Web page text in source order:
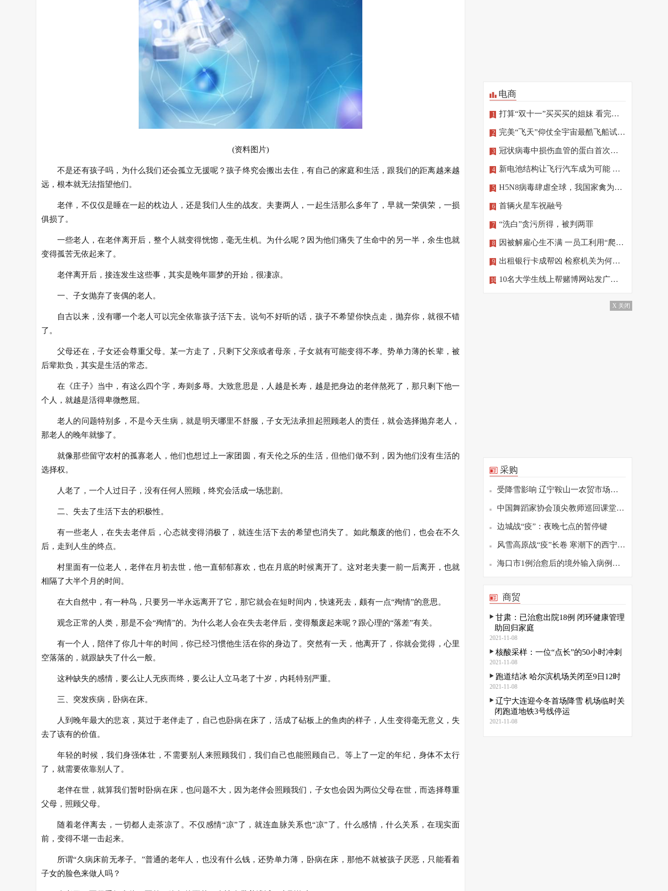
(资料图片)
不是还有孩子吗，为什么我们还会孤立无援呢？孩子终究会搬出去住，有自己的家庭和生活，跟我们的距离越来越
远，根本就无法指望他们。
老伴，不仅仅是睡在一起的枕边人，还是我们人生的战友。夫妻两人，一起生活那么多年了，早就一荣俱荣，一损
俱损了。
一些老人，在老伴离开后，整个人就变得恍惚，毫无生机。为什么呢？因为他们痛失了生命中的另一半，余生也就
变得孤苦无依起来了。
老伴离开后，接连发生这些事，其实是晚年噩梦的开始，很凄凉。
一、子女抛弃了丧偶的老人。
自古以来，没有哪一个老人可以完全依靠孩子活下去。说句不好听的话，孩子不希望你快点走，抛弃你，就很不错
了。
父母还在，子女还会尊重父母。某一方走了，只剩下父亲或者母亲，子女就有可能变得不孝。势单力薄的长辈，被
后辈欺负，其实是生活的常态。
在《庄子》当中，有这么四个字，寿则多辱。大致意思是，人越是长寿，越是把身边的老伴熬死了，那只剩下他一
个人，就越是活得卑微憋屈。
老人的问题特别多，不是今天生病，就是明天哪里不舒服，子女无法承担起照顾老人的责任，就会选择抛弃老人，
那老人的晚年就惨了。
就像那些留守农村的孤寡老人，他们也想过上一家团圆，有天伦之乐的生活，但他们做不到，因为他们没有生活的
选择权。
人老了，一个人过日子，没有任何人照顾，终究会活成一场悲剧。
二、失去了生活下去的积极性。
有一些老人，在失去老伴后，心态就变得消极了，就连生活下去的希望也消失了。如此颓废的他们，也会在不久
后，走到人生的终点。
村里面有一位老人，老伴在月初去世，他一直郁郁寡欢，也在月底的时候离开了。这对老夫妻一前一后离开，也就
相隔了大半个月的时间。
在大自然中，有一种鸟，只要另一半永远离开了它，那它就会在短时间内，快速死去，颇有一点“殉情”的意思。
观念正常的人类，那是不会“殉情”的。为什么老人会在失去老伴后，变得颓废起来呢？跟心理的“落差”有关。
有一个人，陪伴了你几十年的时间，你已经习惯他生活在你的身边了。突然有一天，他离开了，你就会觉得，心里
空落落的，就跟缺失了什么一般。
这种缺失的感情，要么让人无疾而终，要么让人立马老了十岁，内耗特别严重。
三、突发疾病，卧病在床。
人到晚年最大的悲哀，莫过于老伴走了，自己也卧病在床了，活成了砧板上的鱼肉的样子，人生变得毫无意义，失
去了该有的价值。
年轻的时候，我们身强体壮，不需要别人来照顾我们，我们自己也能照顾自己。等上了一定的年纪，身体不太行
了，就需要依靠别人了。
老伴在世，就算我们暂时卧病在床，也问题不大，因为老伴会照顾我们，子女也会因为两位父母在世，而选择尊重
父母，照顾父母。
随着老伴离去，一切都人走茶凉了。不仅感情“凉”了，就连血脉关系也“凉”了。什么感情，什么关系，在现实面
前，变得不堪一击起来。
所谓“久病床前无孝子。”普通的老年人，也没有什么钱，还势单力薄，卧病在床，那他不就被孩子厌恶，只能看着
子女的脸色来做人吗？
电商
1 打算“双十一”买买买的姐妹 看完这篇再“剁手”
2 完美“飞天”仰仗全宇宙最酷飞船试驾员
3 冠状病毒中损伤血管的蛋白首次确定
4 新电池结构让飞行汽车成为可能 相关技术将亮相北京冬奥
5 H5N8病毒肆虐全球，我国家禽为何“独善其身”
6 首辆火星车祝融号
7 “洗白”贪污所得，被判两罪
8 因被解雇心生不满 一员工利用“爬虫”删公司数据
9 出租银行卡成帮凶 检察机关为何做出不起诉处理？
10 10名大学生线上帮赌博网站发广告，涉罪！
X 关闭
采购
受降雪影响 辽宁鞍山一农贸市场发生坍塌
中国舞蹈家协会顶尖教师巡回课堂（重庆站）举办
边城战“疫”：夜晚七点的暂停键
风雪高原战“疫”长卷 寒潮下的西宁疫情防控观察
海口市1例治愈后的境外输入病例复阳 已转至定点医院隔离
商贸
甘肃：已治愈出院18例 闭环健康管理
助回归家庭
2021-11-08
核酸采样：一位“点长”的50小时冲刺
2021-11-08
跑道结冰 哈尔滨机场关闭至9日12时
2021-11-08
辽宁大连迎今冬首场降雪 机场临时关
闭跑道地铁3号线停运
2021-11-08